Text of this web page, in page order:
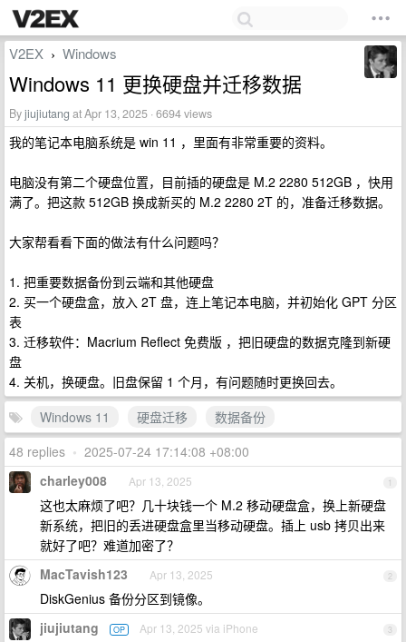
V2EX › Windows
Windows 11 更换硬盘并迁移数据
Byjiujiutang at Apr 13, 2025 · 6694 views
我的笔记本电脑系统是 win 11 ，里面有非常重要的资料。
电脑没有第二个硬盘位置，目前插的硬盘是 M.2 2280 512GB ，快用
满了。把这款 512GB 换成新买的 M.2 2280 2T 的，准备迁移数据。
大家帮看看下面的做法有什么问题吗？
1. 把重要数据备份到云端和其他硬盘
2. 买一个硬盘盒，放入 2T 盘，连上笔记本电脑，并初始化 GPT 分区
表
3. 迁移软件：Macrium Reflect 免费版 ，把旧硬盘的数据克隆到新硬
盘
4. 关机，换硬盘。旧盘保留 1 个月，有问题随时更换回去。
Windows 11
硬盘迁移
数据备份
48 replies • 2025-07-24 17:14:08 +08:00
1
charley008 Apr 13, 2025
这也太麻烦了吧？几十块钱一个 M.2 移动硬盘盒，换上新硬盘
新系统，把旧的丢进硬盘盒里当移动硬盘。插上 usb 拷贝出来
就好了吧？难道加密了？
2
MacTavish123 Apr 13, 2025
DiskGenius 备份分区到镜像。
3
jiujiutang OP Apr 13, 2025 via iPhone